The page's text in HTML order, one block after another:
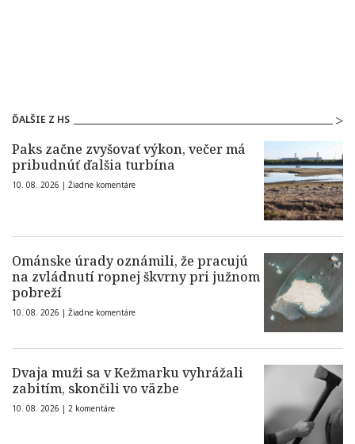
ĎALŠIE Z HS
Paks začne zvyšovať výkon, večer má
pribudnúť ďalšia turbína
10. 08. 2026 | Žiadne komentáre
Ománske úrady oznámili, že pracujú
na zvládnutí ropnej škvrny pri južnom
pobreží
10. 08. 2026 | Žiadne komentáre
Dvaja muži sa v Kežmarku vyhrážali
zabitím, skončili vo väzbe
10. 08. 2026 | 2 komentáre